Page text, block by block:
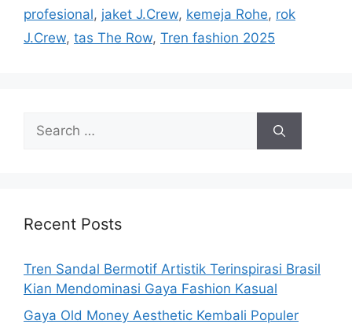
profesional, jaket J.Crew, kemeja Rohe, rok
J.Crew, tas The Row, Tren fashion 2025
Search
for:
Recent Posts
Tren Sandal Bermotif Artistik Terinspirasi Brasil
Kian Mendominasi Gaya Fashion Kasual
Gaya Old Money Aesthetic Kembali Populer